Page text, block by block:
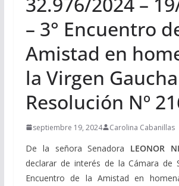
– 3° Encuentro
Amistad en
la Virgen
Resolución Nº
septiembre 19, 2024 Carolina Cabanillas
De la señora Senadora LEONOR
declarar de interés de la Cámara de
Encuentro de la Amistad en